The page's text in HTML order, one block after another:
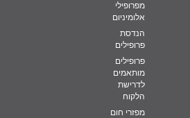
מפרופילי
אלומיניום
הנדסת
פרופילים
פרופילים
מותאמים
לדרישת
הלקוח
מפזרי חום